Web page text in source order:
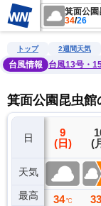
34/26
雨雲レーダー 台
トップ 2週間天気
台風情報
台風13号・
箕面公園昆虫館
日
天気
最高
8
(土)
36 ℃
9
(日)
34 ℃
(
33